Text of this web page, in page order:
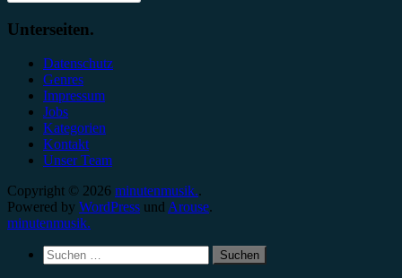
Unterseiten.
Datenschutz
Genres
Impressum
Jobs
Kategorien
Kontakt
Unser Team
Copyright © 2026 minutenmusik..
Powered by WordPress und Arouse.
minutenmusik.
Suchen
nach: